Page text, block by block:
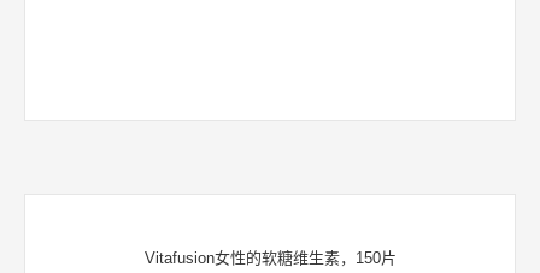
Vitafusion女性的软糖维生素，150片